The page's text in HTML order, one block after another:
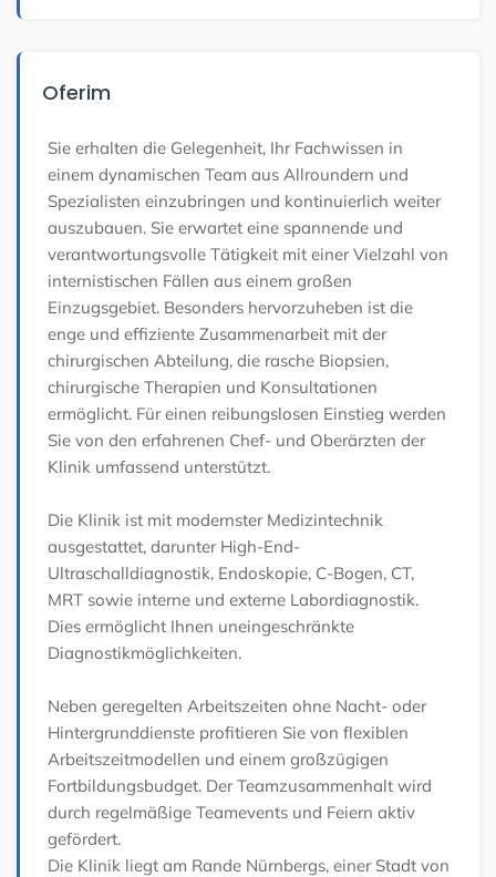
Oferim
Sie erhalten die Gelegenheit, Ihr Fachwissen in
einem dynamischen Team aus Allroundern und
Spezialisten einzubringen und kontinuierlich weiter
auszubauen. Sie erwartet eine spannende und
verantwortungsvolle Tätigkeit mit einer Vielzahl von
internistischen Fällen aus einem großen
Einzugsgebiet. Besonders hervorzuheben ist die
enge und effiziente Zusammenarbeit mit der
chirurgischen Abteilung, die rasche Biopsien,
chirurgische Therapien und Konsultationen
ermöglicht. Für einen reibungslosen Einstieg werden
Sie von den erfahrenen Chef- und Oberärzten der
Klinik umfassend unterstützt.
Die Klinik ist mit modernster Medizintechnik
ausgestattet, darunter High-End-
Ultraschalldiagnostik, Endoskopie, C-Bogen, CT,
MRT sowie interne und externe Labordiagnostik.
Dies ermöglicht Ihnen uneingeschränkte
Diagnostikmöglichkeiten.
Neben geregelten Arbeitszeiten ohne Nacht- oder
Hintergrunddienste profitieren Sie von flexiblen
Arbeitszeitmodellen und einem großzügigen
Fortbildungsbudget. Der Teamzusammenhalt wird
durch regelmäßige Teamevents und Feiern aktiv
gefördert.
Die Klinik liegt am Rande Nürnbergs, einer Stadt von